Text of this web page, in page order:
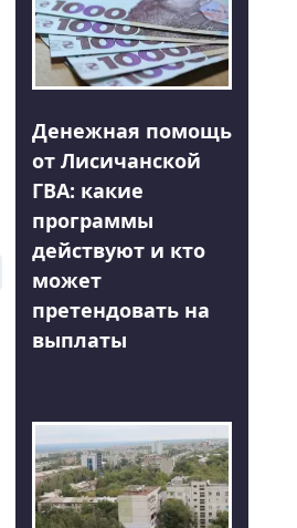
Денежная помощь
от Лисичанской
ГВА: какие
программы
действуют и кто
может
претендовать на
выплаты